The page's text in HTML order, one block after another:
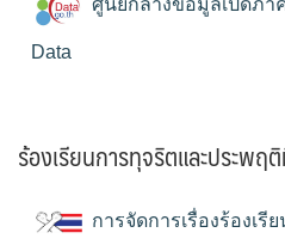
ศูนย์กลางข้อมูลเปิดภา
Data
ร้องเรียนการทุจริตและประพฤ
การจัดการเรื่องร้องเ